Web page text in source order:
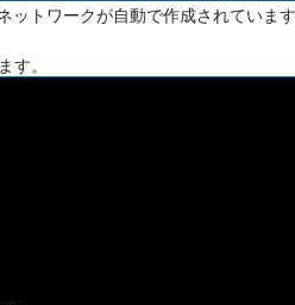
トワークが自動で作成されています
。